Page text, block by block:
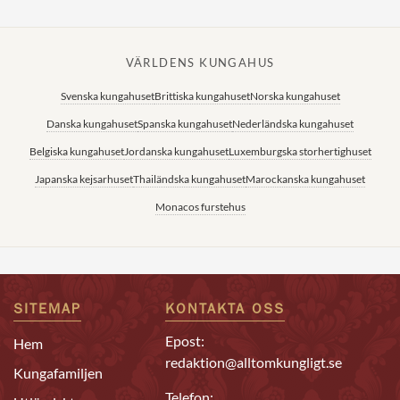
VÄRLDENS KUNGAHUS
Svenska kungahusetBrittiska kungahusetNorska kungahuset
Danska kungahusetSpanska kungahusetNederländska kungahuset
Belgiska kungahusetJordanska kungahusetLuxemburgska storhertighuset
Japanska kejsarhusetThailändska kungahusetMarockanska kungahuset
Monacos furstehus
SITEMAP
Hem
Kungafamiljen
KONTAKTA OSS
Epost:
redaktion@alltomkungligt.se